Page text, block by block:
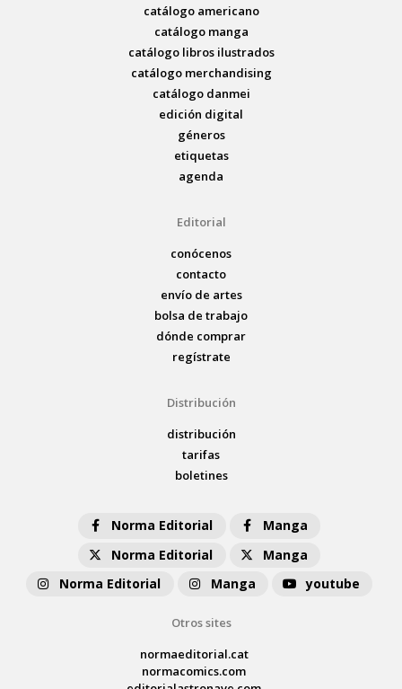
catálogo americano
catálogo manga
catálogo libros ilustrados
catálogo merchandising
catálogo danmei
edición digital
géneros
etiquetas
agenda
Editorial
conócenos
contacto
envío de artes
bolsa de trabajo
dónde comprar
regístrate
Distribución
distribución
tarifas
boletines
Norma Editorial
Manga
Norma Editorial
Manga
Norma Editorial
Manga youtube
Otros sites
normaeditorial.cat
normacomics.com